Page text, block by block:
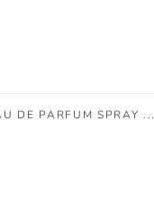
DE PARFUM SPRAY ...